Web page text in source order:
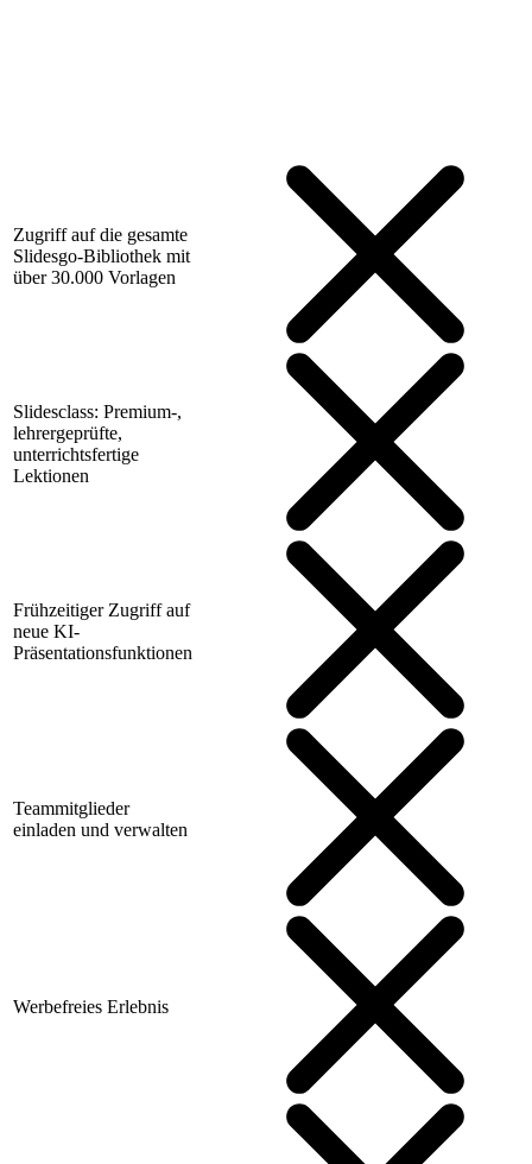
Zugriff auf die gesamte
Slidesgo-Bibliothek mit
über 30.000 Vorlagen
Slidesclass: Premium-,
lehrergeprüfte,
unterrichtsfertige
Lektionen
Frühzeitiger Zugriff auf
neue KI-
Präsentationsfunktionen
Teammitglieder
einladen und verwalten
Werbefreies Erlebnis